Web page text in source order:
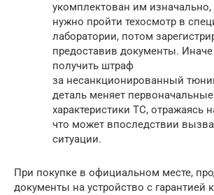
укомплектован им изначально,
нужно пройти техосмотр в
лаборатории, потом
предоставив документы. Иначе
получить штраф
за несанкционированный
деталь меняет первоначальные
характеристики ТС, отражаясь
что может впоследствии
ситуации.
При покупке в официальном месте,
документы на устройство с гарантией